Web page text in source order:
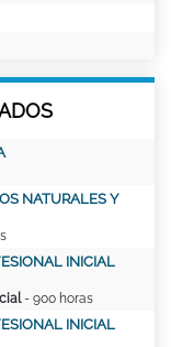
NATURALES Y
INICIAL
- 900 horas
INICIAL